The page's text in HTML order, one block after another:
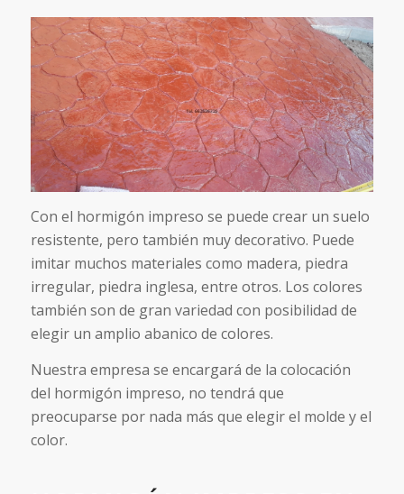
Con el hormigón impreso se puede crear un suelo
resistente, pero también muy decorativo. Puede
imitar muchos materiales como madera, piedra
irregular, piedra inglesa, entre otros. Los colores
también son de gran variedad con posibilidad de
elegir un amplio abanico de colores.
Nuestra empresa se encargará de la colocación
del hormigón impreso, no tendrá que
preocuparse por nada más que elegir el molde y el
color.